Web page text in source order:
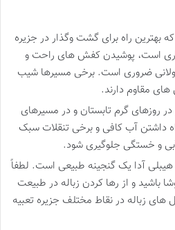
که بهترین راه برای گشت وگذار در جزیره
است، پوشیدن کفش های راحت و
ضروری است. برخی مسیرها شیب
مقاوم دارند.
روزهای گرم تابستان و در مسیرهای
داشتن آب کافی و برخی تنقلات سبک
و خستگی جلوگیری شود.
هیبلی آدا یک گنجینه طبیعی است. لطفاً
باشید و از رها کردن زباله در طبیعت
های زباله در نقاط مختلف جزیره تعبیه